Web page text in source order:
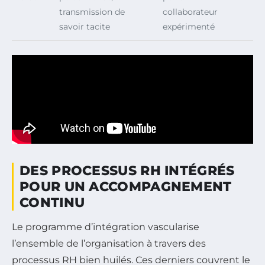
transmission de
savoir tacite
collaborateur
expérimenté
DES PROCESSUS RH INTÉGRÉS
POUR UN ACCOMPAGNEMENT
CONTINU
Le programme d’intégration vascularise
l’ensemble de l’organisation à travers des
processus RH bien huilés. Ces derniers couvrent le